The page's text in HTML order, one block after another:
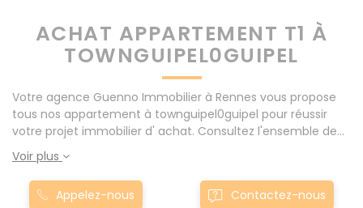
ACHAT APPARTEMENT T1 À
TOWNGUIPEL0GUIPEL
Votre agence Guenno Immobilier à Rennes vous propose
tous nos appartement à townguipel0guipel pour réussir
votre projet immobilier d' achat. Consultez l'ensemble de
nos offres à Rennes mais également aux alentours : Le
Rheu, Pacé, Montgermont... Nos appartement T1 à
townguipel0guipel sont proposés au meilleur prix du
marché pour permettre au plus grand nombre de réussir
Voir plus
Appelez-nous Contactez-nous